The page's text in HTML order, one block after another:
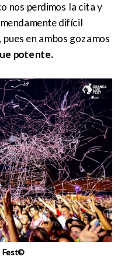
nos perdimos la cita y
difícil
en ambos gozamos
potente.
Fest©